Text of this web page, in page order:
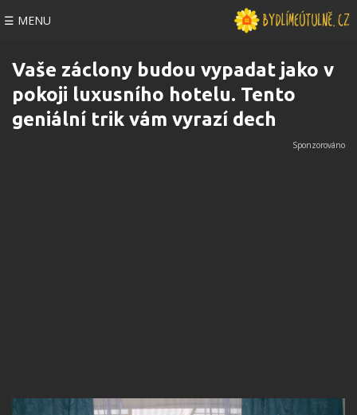
☰ MENU
Vaše záclony budou vypadat jako v
pokoji luxusního hotelu. Tento
geniální trik vám vyrazí dech